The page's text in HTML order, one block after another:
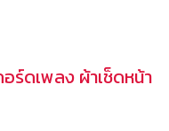
ร์ดเพลง ผ้าเช็ดหน้า